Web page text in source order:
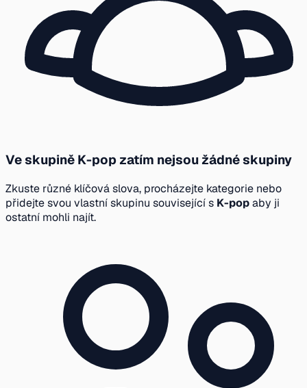
Ve skupině K-pop zatím nejsou žádné skupiny
Zkuste různé klíčová slova, procházejte kategorie nebo
přidejte svou vlastní skupinu související s K-popaby ji
ostatní mohli najít.